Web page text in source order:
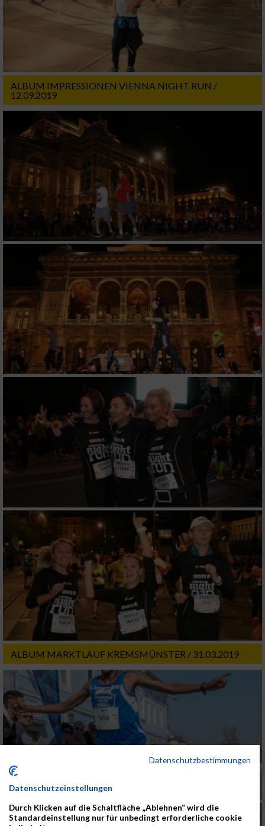
ALBUM IMPRESSIONEN VIENNA NIGHT RUN /
12.09.2019
ALBUM MARKTLAUF KREMSMÜNSTER / 31.03.2019
Datenschutzbestimmungen
Datenschutzeinstellungen
Durch Klicken auf die Schaltfläche „Ablehnen“ wird die
Standardeinstellung nur für unbedingt erforderliche cookie